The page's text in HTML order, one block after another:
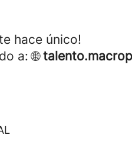
hace único!
a: 🌐